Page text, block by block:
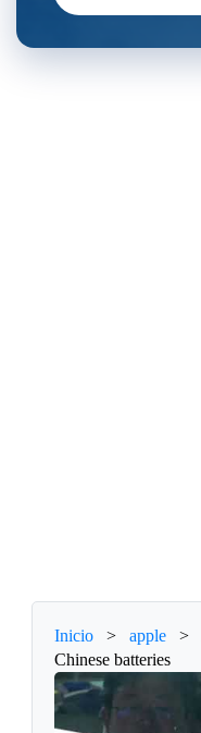
Inicio > apple >
Chinese batteries